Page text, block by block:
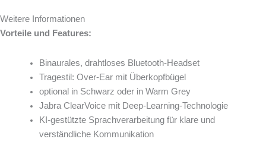
Weitere Informationen
Vorteile und Features:
Binaurales, drahtloses Bluetooth-Headset
Tragestil: Over-Ear mit Überkopfbügel
optional in Schwarz oder in Warm Grey
Jabra ClearVoice mit Deep-Learning-Technologie
KI-gestützte Sprachverarbeitung für klare und
verständliche Kommunikation